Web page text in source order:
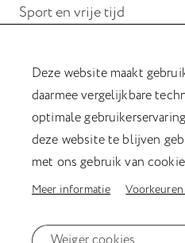
Sport en vrije tijd
Wonen
Hulp bij hersenletsel
Magazine Verder met
Kookboek
Afasiesleutelhanger
Privacyverklaring
Deze website maakt
daarmee vergelijkbare
optimale
deze website te blijven
met ons gebruik van
Meer informatie